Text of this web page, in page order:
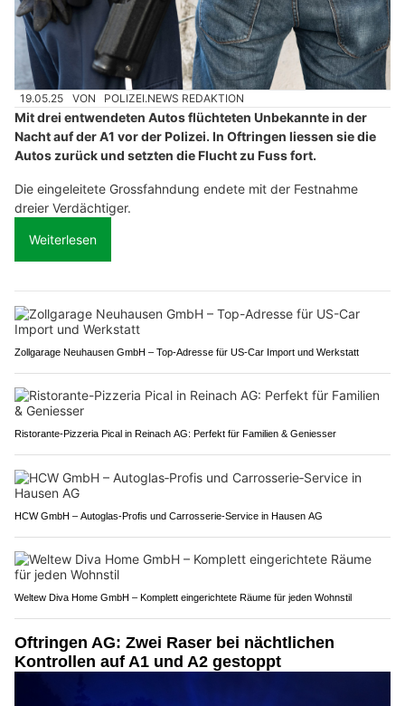
19.05.25 VON POLIZEI.NEWS REDAKTION
Mit drei entwendeten Autos flüchteten Unbekannte in der
Nacht auf der A1 vor der Polizei. In Oftringen liessen sie die
Autos zurück und setzten die Flucht zu Fuss fort.
Die eingeleitete Grossfahndung endete mit der Festnahme
dreier Verdächtiger.
Weiterlesen
Zollgarage Neuhausen GmbH – Top-Adresse für US-Car Import und Werkstatt
Ristorante-Pizzeria Pical in Reinach AG: Perfekt für Familien & Geniesser
HCW GmbH – Autoglas‑Profis und Carrosserie‑Service in Hausen AG
Weltew Diva Home GmbH – Komplett eingerichtete Räume für jeden Wohnstil
Oftringen AG: Zwei Raser bei nächtlichen
Kontrollen auf A1 und A2 gestoppt